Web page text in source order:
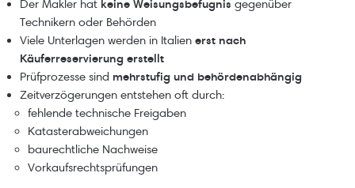
Der Makler hat keine Weisungsbefugnis gegenüber
Technikern oder Behörden
Viele Unterlagen werden in Italien erst nach
Käuferreservierung erstellt
Prüfprozesse sind mehrstufig und behördenabhängig
Zeitverzögerungen entstehen oft durch:
fehlende technische Freigaben
Katasterabweichungen
baurechtliche Nachweise
Vorkaufsrechtsprüfungen